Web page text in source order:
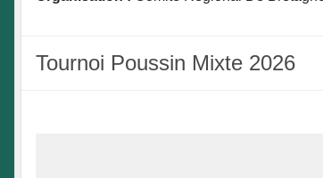
Tournoi Poussin Mixte 2026